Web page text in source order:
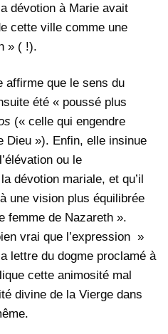
dévotion à Marie avait
cette ville comme une
» ( !).
affirme que le sens du
été « poussé plus
(« celle qui engendre
Dieu »). Enfin, elle insinue
ou le
dévotion mariale, et qu’il
une vision plus équilibrée
femme de Nazareth ».
vrai que l’expression »
lettre du dogme proclamé à
cette animosité mal
divine de la Vierge dans